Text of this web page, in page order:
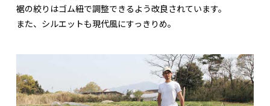
裾の絞りはゴム紐で調整できるよう改良されています。
また、シルエットも現代風にすっきりめ。